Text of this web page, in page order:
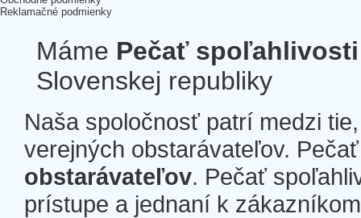
Reklamačné podmienky
Máme Pečať spoľahlivosti
Slovenskej republiky
Naša spoločnosť patrí medzi
verejných obstarávateľov.
obstarávateľov. Pečať
prístupe a jednaní k